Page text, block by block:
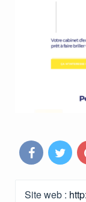
Site web :